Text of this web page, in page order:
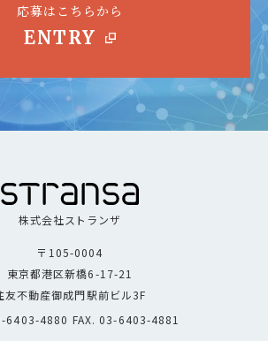
応募はこちらから
ENTRY
株式会社ストランザ
〒105-0004
東京都港区新橋6-17-21
友不動産御成門駅前ビル3F
6403-4880 FAX. 03-6403-4881